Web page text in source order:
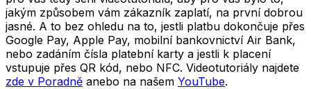
jakým způsobem vám zákazník zaplatí, na první dobrou
jasné. A to bez ohledu na to, jestli platbu dokončuje přes
Google Pay, Apple Pay, mobilní bankovnictví Air Bank,
nebo zadáním čísla platební karty a jestli k placení
vstupuje přes QR kód, nebo NFC. Videotutoriály najdete
zde v Poradně anebo na našem YouTube.